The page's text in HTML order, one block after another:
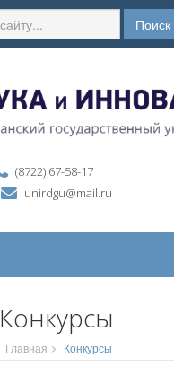
Поиск
(8722) 67-58-17
unirdgu@mail.ru
Конкурсы
Главная Конкурсы